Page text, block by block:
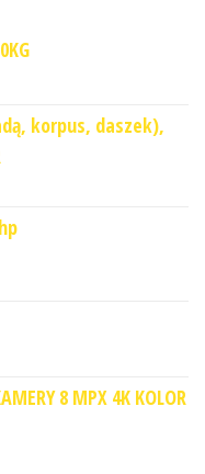
korpus, daszek),
8 MPX 4K KOLOR